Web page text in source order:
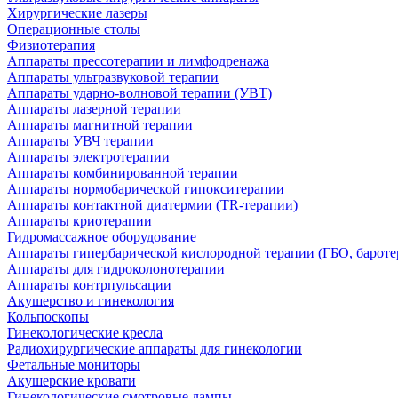
Хирургические лазеры
Операционные столы
Физиотерапия
Аппараты прессотерапии и лимфодренажа
Аппараты ультразвуковой терапии
Аппараты ударно-волновой терапии (УВТ)
Аппараты лазерной терапии
Аппараты магнитной терапии
Аппараты УВЧ терапии
Аппараты электротерапии
Аппараты комбинированной терапии
Аппараты нормобарической гипокситерапии
Аппараты контактной диатермии (TR-терапии)
Аппараты криотерапии
Гидромассажное оборудование
Аппараты гипербарической кислородной терапии (ГБО,
Аппараты для гидроколонотерапии
Аппараты контрпульсации
Акушерство и гинекология
Кольпоскопы
Гинекологические кресла
Радиохирургические аппараты для гинекологии
Фетальные мониторы
Акушерские кровати